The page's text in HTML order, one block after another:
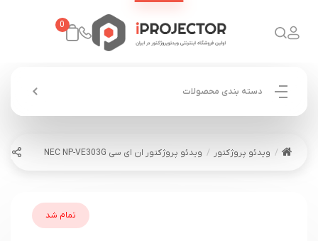
0
دسته بندی محصولات
ویدئو پروژکتور ویدئو پروژکتور ان ای سی NEC NP-VE303G
تمام شد